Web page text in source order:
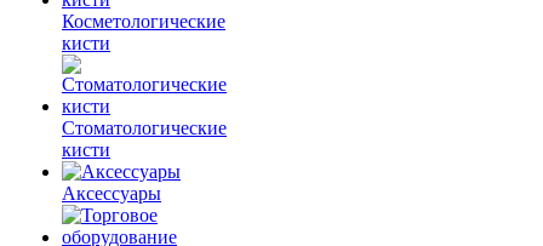
Косметологические
кисти
Стоматологические
кисти
Аксессуары